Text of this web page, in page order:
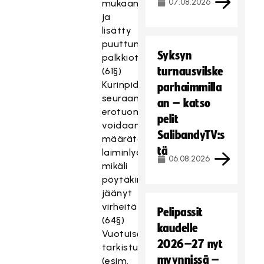
mukaan
ja
lisätty
puuttuneet
palkkiot
(61§)
Kurinpidolliset
seuraamukset,
erotuomarille
voidaan
määrätä
laiminlyöntimaksu,
mikäli
pöytäkirjaan
jäänyt
virheitä
(64§)
Vuotuiset
tarkistukset
(esim.
07.08.2026
Syksyn
turnausvilske
parhaimmilla
an – katso
pelit
SalibandyTV:s
tä
06.08.2026
Pelipassit
kaudelle
2026–27 nyt
myynnissä –